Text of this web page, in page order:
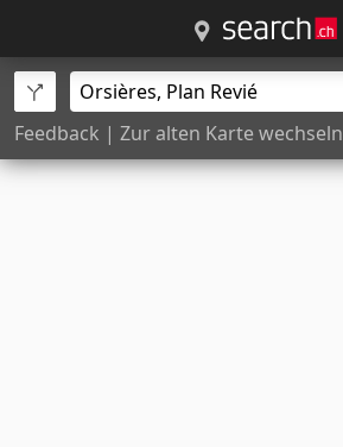
Feedback | Zur alten Karte wechseln